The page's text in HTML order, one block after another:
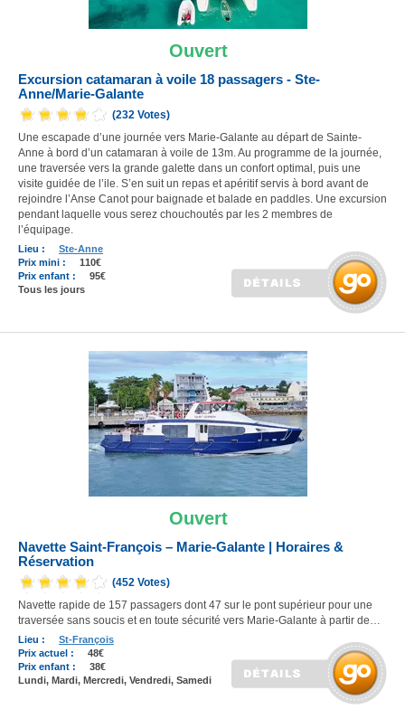
Ouvert
Excursion catamaran à voile 18 passagers - Ste-
Anne/Marie-Galante
(232 Votes)
Une escapade d’une journée vers Marie-Galante au départ de Sainte-
Anne à bord d’un catamaran à voile de 13m. Au programme de la journée,
une traversée vers la grande galette dans un confort optimal, puis une
visite guidée de l’ile. S’en suit un repas et apéritif servis à bord avant de
rejoindre l’Anse Canot pour baignade et balade en paddles. Une excursion
pendant laquelle vous serez chouchoutés par les 2 membres de
l’équipage.
Lieu :
Ste-Anne
Prix mini :
110€
Prix enfant :
95€
Tous les jours
Ouvert
Navette Saint-François – Marie-Galante | Horaires &
Réservation
(452 Votes)
Navette rapide de 157 passagers dont 47 sur le pont supérieur pour une
traversée sans soucis et en toute sécurité vers Marie-Galante à partir de…
Lieu :
St-François
Prix actuel :
48€
Prix enfant :
38€
Lundi, Mardi, Mercredi, Vendredi, Samedi